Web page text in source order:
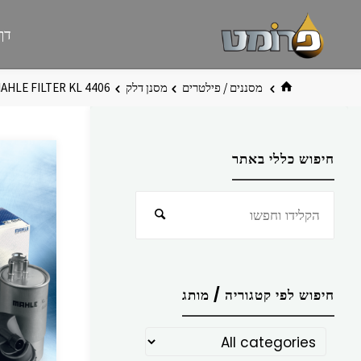
בית מסננים / פילטרים מסנן דלק FILTER KL 4406
חיפוש כללי באתר
חיפוש
חיפוש לפי קטגוריה / מותג